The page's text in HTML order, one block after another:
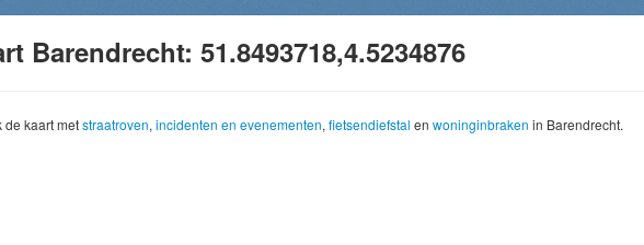
Barendrecht: 51.8493718,4.5234876
de kaart metstraatroven, incidenten en evenementen, fietsendiefstal en woninginbraken in Barendrecht.